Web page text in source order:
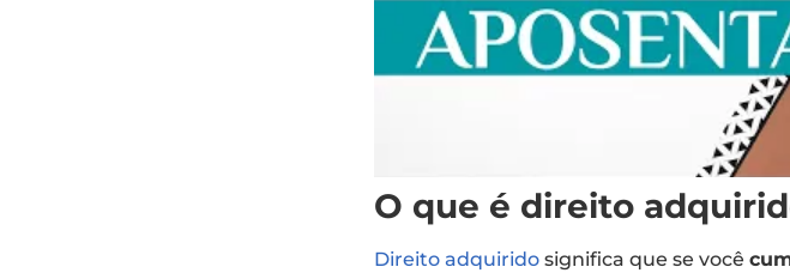
O que é direito
Direito adquiridosignifica que se você